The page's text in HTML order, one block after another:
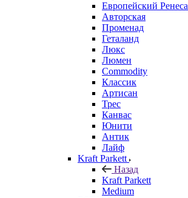
Европейский
Авторская
Променад
Геталанд
Люкс
Люмен
Commodity
Классик
Артисан
Трес
Канвас
Юнити
Антик
Лайф
Kraft Parkett
Назад
Kraft Parkett
Medium